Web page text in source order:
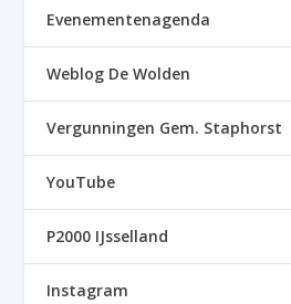
Evenementenagenda
Weblog De Wolden
Vergunningen Gem. Staphorst
YouTube
P2000 IJsselland
Instagram